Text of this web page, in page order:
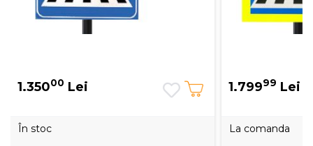
1.35000 Lei
În stoc
1.79999 Lei
La comanda